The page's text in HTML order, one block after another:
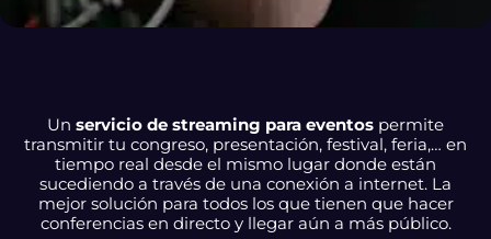
Un servicio de streaming para eventos permite
transmitir tu congreso, presentación, festival, feria,… en
tiempo real desde el mismo lugar donde están
sucediendo a través de una conexión a internet. La
mejor solución para todos los que tienen que hacer
conferencias en directo y llegar aún a más público.